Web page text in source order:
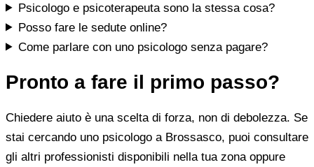
Psicologo e psicoterapeuta sono la stessa cosa?
Posso fare le sedute online?
Come parlare con uno psicologo senza pagare?
Pronto a fare il primo passo?
Chiedere aiuto è una scelta di forza, non di debolezza. Se
stai cercando uno psicologo a Brossasco, puoi consultare
gli altri professionisti disponibili nella tua zona oppure